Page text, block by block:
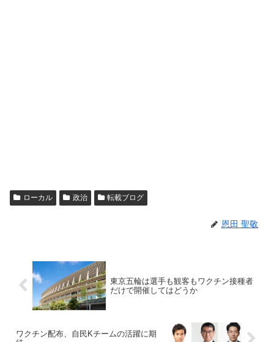
ローカル 政治 転載ブログ
恩田 聖敬
東京五輪は選手も観客もワクチン接種者
だけで開催してはどうか
ワクチン配布、自民Kチームの活躍に期